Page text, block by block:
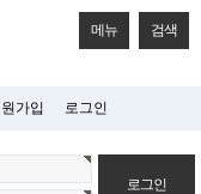
메뉴 검색
가입 로그인